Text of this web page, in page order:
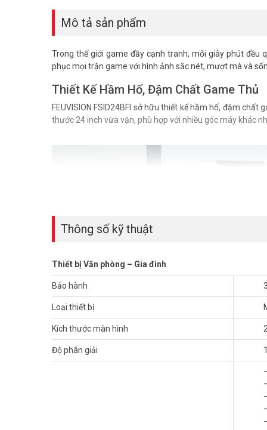
Mô tả sản phẩm
Trong thế giới game đầy cạnh tranh, mỗi giây phút đều
phục mọi trận game với hình ảnh sắc nét, mượt mà và
Thiết Kế Hầm Hố, Đậm Chất Game Thủ
FEUVISION FSID24BFI sở hữu thiết kế hầm hố, đậm
thước 24 inch vừa vặn, phù hợp với nhiều góc máy khác
Thông số kỹ thuật
Thiết bị Văn phòng – Gia đình
Bảo hành
Loại thiết bị
Kích thước màn hình
Độ phân giải